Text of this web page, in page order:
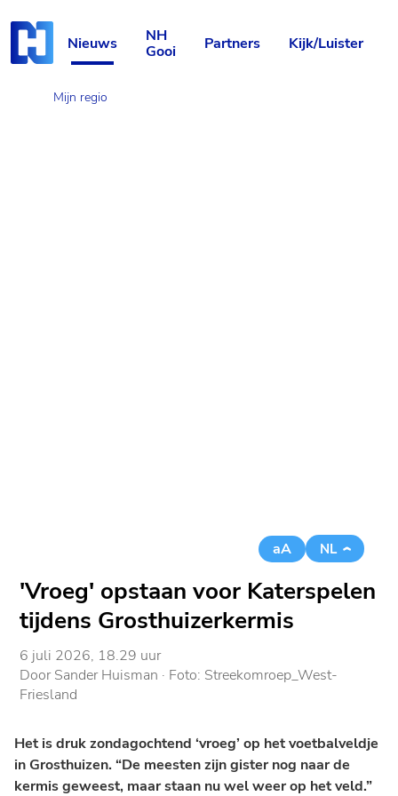
naar
content
Nieuws
NH
Gooi
Partners Kijk/Luister
Mijn regio
aA NL
'Vroeg' opstaan voor Katerspelen
tijdens Grosthuizerkermis
6 juli 2026, 18.29 uur
DoorSander Huisman · Foto: Streekomroep_West-
Friesland
Het is druk zondagochtend ‘vroeg’ op het voetbalveldje
in Grosthuizen. “De meesten zijn gister nog naar de
kermis geweest, maar staan nu wel weer op het veld.”